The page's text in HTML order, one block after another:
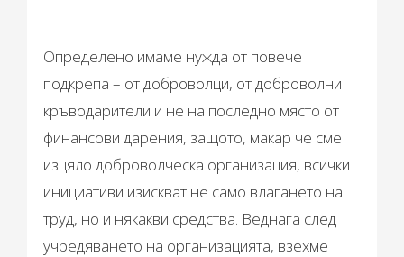
Определено имаме нужда от повече
подкрепа – от доброволци, от доброволни
кръводарители и не на последно място от
финансови дарения, защото, макар че сме
изцяло доброволческа организация, всички
инициативи изискват не само влагането на
труд, но и някакви средства. Веднага след
учредяването на организацията, взехме